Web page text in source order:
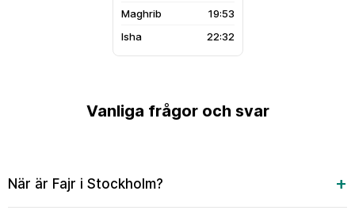
19:53
22:32
Vanliga frågor och svar
När är Fajr i Stockholm?